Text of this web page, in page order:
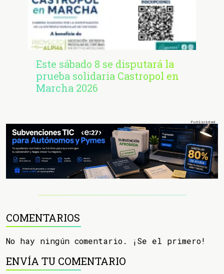
Este sábado 8 se disputará la
prueba solidaria Castropol en
Marcha 2026
COMENTARIOS
No hay ningún comentario. ¡Se el primero!
ENVÍA TU COMENTARIO